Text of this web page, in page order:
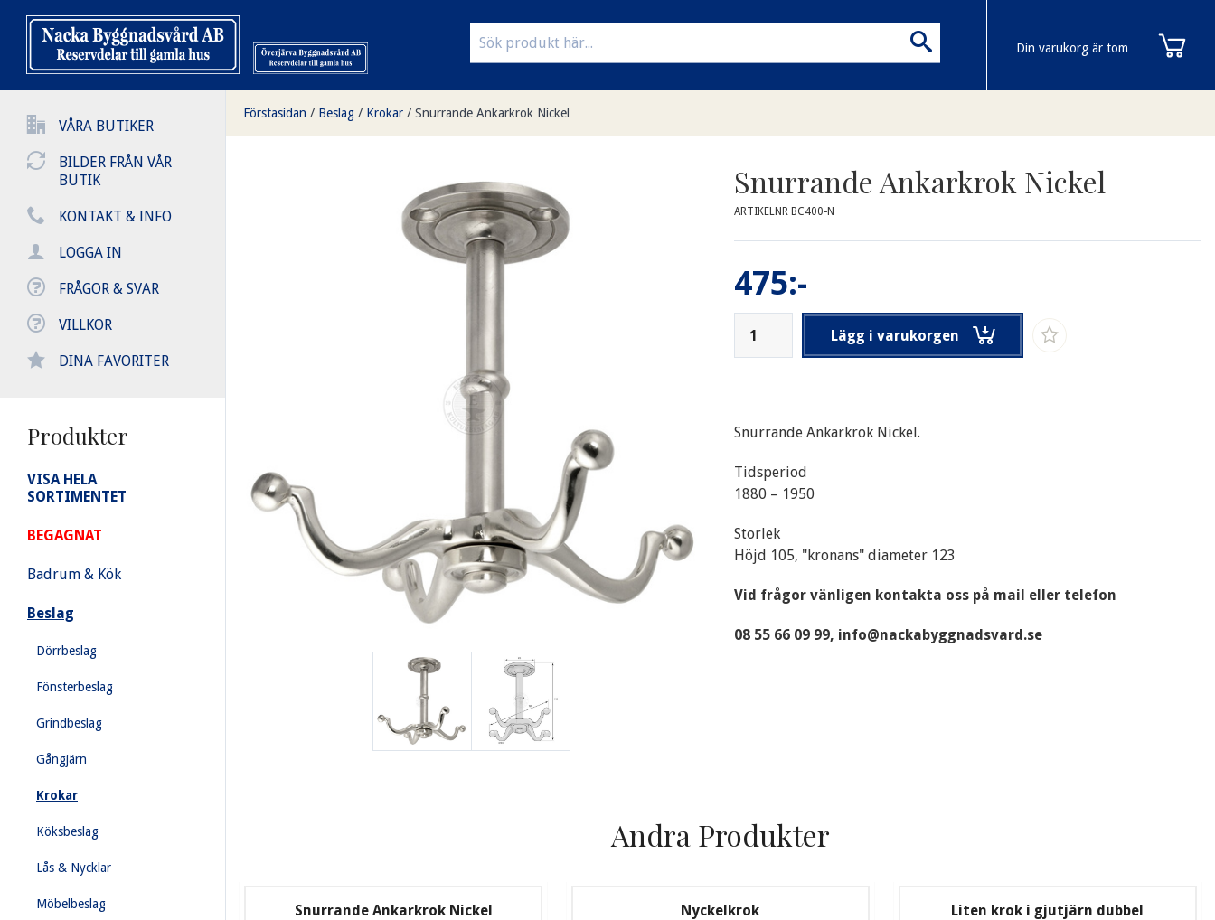
VÅRA BUTIKER
BILDER FRÅN VÅR
BUTIK
KONTAKT & INFO
LOGGA IN
FRÅGOR & SVAR
VILLKOR
DINA FAVORITER
Produkter
VISA HELA
SORTIMENTET
BEGAGNAT
Badrum & Kök
Beslag
Dörrbeslag
Fönsterbeslag
Grindbeslag
Gångjärn
Krokar
Köksbeslag
Lås & Nycklar
Möbelbeslag
Din varukorg är tom
Förstasidan / Beslag / Krokar / Snurrande Ankarkrok Nickel
Snurrande Ankarkrok Nickel
ARTIKELNR BC400-N
475:-
Lägg i varukorgen
Snurrande Ankarkrok Nickel.
Tidsperiod
1880 – 1950
Storlek
Höjd 105, "kronans" diameter 123
Vid frågor vänligen kontakta oss på mail eller telefon
08 55 66 09 99, info@nackabyggnadsvard.se
Andra Produkter
Snurrande Ankarkrok Nickel Nyckelkrok Liten krok i gjutjärn dubbel